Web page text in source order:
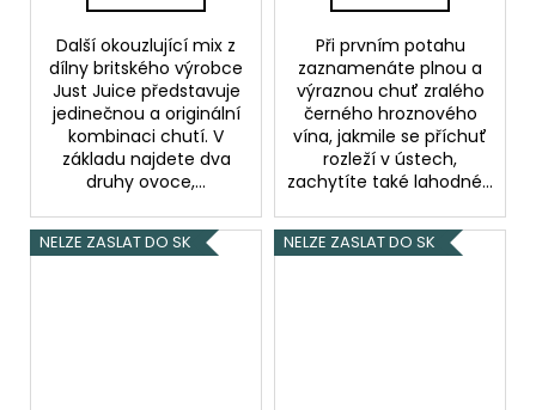
Další okouzlující mix z
dílny britského výrobce
Just Juice představuje
jedinečnou a originální
kombinaci chutí. V
základu najdete dva
druhy ovoce,...
Při prvním potahu
zaznamenáte plnou a
výraznou chuť zralého
černého hroznového
vína, jakmile se příchuť
rozleží v ústech,
zachytíte také lahodné...
NELZE ZASLAT DO SK NELZE ZASLAT DO SK